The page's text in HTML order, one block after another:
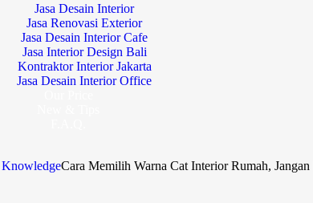
Jasa Desain Interior
Jasa Renovasi Exterior
Jasa Desain Interior Cafe
Jasa Interior Design Bali
Kontraktor Interior Jakarta
Jasa Desain Interior Office
Cara Memilih Warna Cat Interior Rumah,